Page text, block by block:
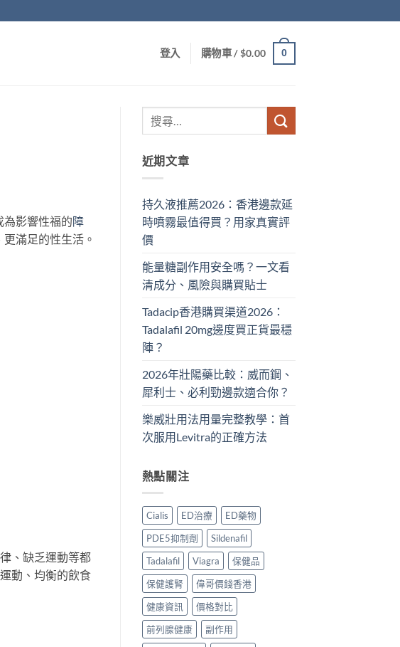
登入 購物車 /$0.00 0
影響性福的障
滿足的性生活。
、缺乏運動等都
動、均衡的飲食
近期文章
持久液推薦2026：香港邊款延
時噴霧最值得買？用家真實評
價
能量糖副作用安全嗎？一文看
清成分、風險與購買貼士
Tadacip香港購買渠道2026：
Tadalafil 20mg邊度買正貨最穩
陣？
2026年壯陽藥比較：威而鋼、
犀利士、必利勁邊款適合你？
樂威壯用法用量完整教學：首
次服用Levitra的正確方法
熱點關注
Cialis ED治療
ED藥物
PDE5抑制劑
Sildenafil
Tadalafil
Viagra
保健品
保健護腎
偉哥價錢香港
健康資訊
價格對比
前列腺健康
副作用